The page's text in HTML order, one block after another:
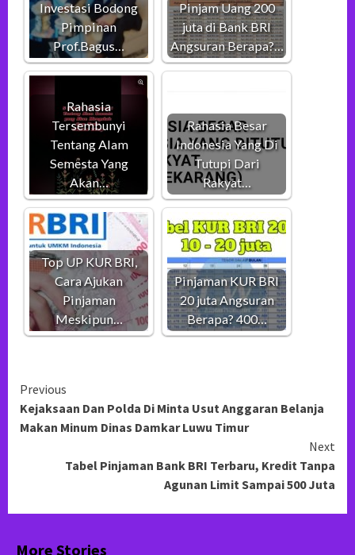
Investasi Bodong
Pimpinan
Prof.Bagus…
Pinjam Uang 200
juta di Bank BRI
Angsuran Berapa?…
Rahasia
Tersembunyi
Tentang Alam
Semesta Yang
Akan…
Rahasia Besar
Indonesia Yang Di
Tutupi Dari
Rakyat…
Top UP KUR BRI,
Cara Ajukan
Pinjaman
Meskipun…
Pinjaman KUR BRI
20 juta Angsuran
Berapa? 400…
Continue
Reading
Previous
Kejaksaan Dan Polda Di Minta Usut Anggaran Belanja
Makan Minum Dinas Damkar Luwu Timur
Next
Tabel Pinjaman Bank BRI Terbaru, Kredit Tanpa
Agunan Limit Sampai 500 Juta
More Stories